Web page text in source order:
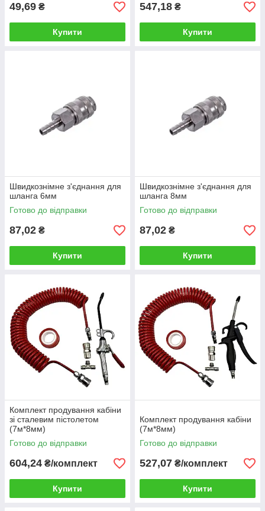
49,69 ₴
Купити
547,18 ₴
Купити
Швидкознімне з'єднання для
шланга 6мм
Готово до відправки
87,02 ₴
Купити
Швидкознімне з'єднання для
шланга 8мм
Готово до відправки
87,02 ₴
Купити
Комплект продування кабіни
зі сталевим пістолетом
(7м*8мм)
Готово до відправки
604,24 ₴/комплект
Купити
Комплект продування кабіни
(7м*8мм)
Готово до відправки
527,07 ₴/комплект
Купити